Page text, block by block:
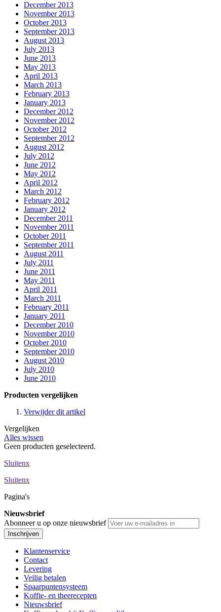
December 2013
November 2013
October 2013
September 2013
August 2013
July 2013
June 2013
May 2013
April 2013
March 2013
February 2013
January 2013
December 2012
November 2012
October 2012
September 2012
August 2012
July 2012
June 2012
May 2012
April 2012
March 2012
February 2012
January 2012
December 2011
November 2011
October 2011
September 2011
August 2011
July 2011
June 2011
May 2011
April 2011
March 2011
February 2011
January 2011
December 2010
November 2010
October 2010
September 2010
August 2010
July 2010
June 2010
Producten vergelijken
Verwijder dit artikel
Vergelijken
Alles wissen
Geen producten geselecteerd.
Sluitenx
Sluitenx
Pagina's
Nieuwsbrief
Abonneer u op onze nieuwsbrief
Inschrijven
Klantenservice
Contact
Levering
Veilig betalen
Spaarpuntensysteem
Koffie- en theerecepten
Nieuwsbrief